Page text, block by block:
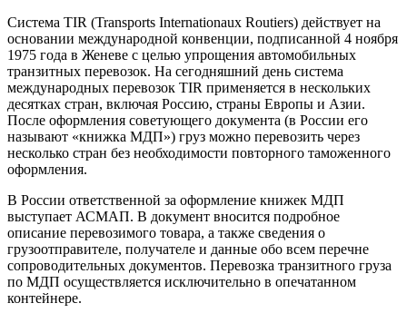
Система TIR (Transports Internationaux Routiers) действует на
основании международной конвенции, подписанной 4 ноября
1975 года в Женеве с целью упрощения автомобильных
транзитных перевозок. На сегодняшний день система
международных перевозок TIR применяется в нескольких
десятках стран, включая Россию, страны Европы и Азии.
После оформления советующего документа (в России его
называют «книжка МДП») груз можно перевозить через
несколько стран без необходимости повторного таможенного
оформления.
В России ответственной за оформление книжек МДП
выступает АСМАП. В документ вносится подробное
описание перевозимого товара, а также сведения о
грузоотправителе, получателе и данные обо всем перечне
сопроводительных документов. Перевозка транзитного груза
по МДП осуществляется исключительно в опечатанном
контейнере.